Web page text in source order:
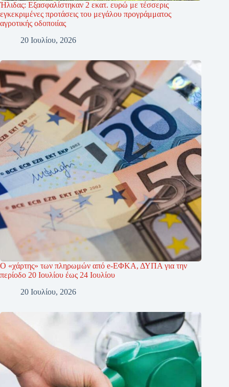
Ήλιδας: Εξασφαλίστηκαν 2 εκατ. ευρώ με τέσσερις
εγκεκριμένες προτάσεις του μεγάλου προγράμματος
αγροτικής οδοποιίας
20 Ιουλίου, 2026
Ο «χάρτης» των πληρωμών από e-ΕΦΚΑ, ΔΥΠΑ για την
περίοδο 20 Ιουλίου έως 24 Ιουλίου
20 Ιουλίου, 2026